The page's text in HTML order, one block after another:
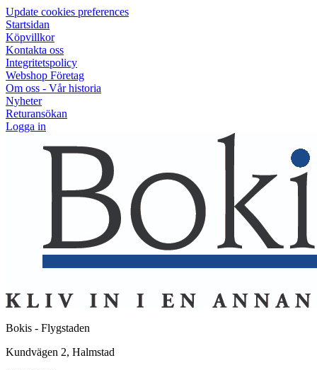
Update cookies preferences
Startsidan
Köpvillkor
Kontakta oss
Integritetspolicy
Webshop Företag
Om oss - Vår historia
Nyheter
Returansökan
Logga in
Bokis - Flygstaden
Kundvägen 2, Halmstad